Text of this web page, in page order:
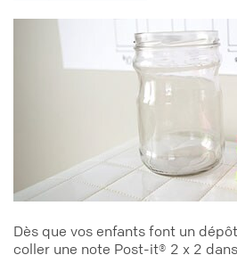
Dès que vos enfants font un
coller une note Post-it® 2 x 2